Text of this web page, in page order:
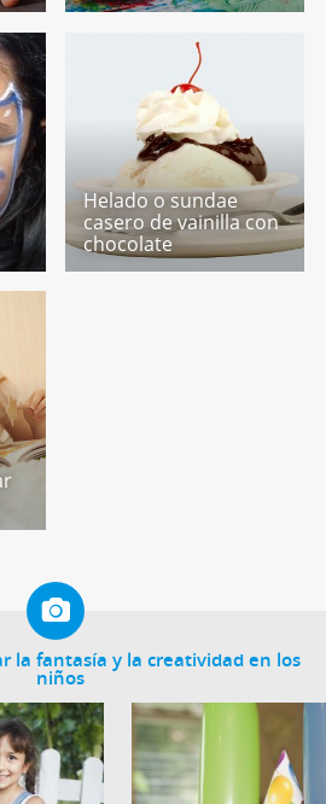
Helado o sundae
casero de vainilla con
chocolate
la fantasía y la creatividad en los
niños